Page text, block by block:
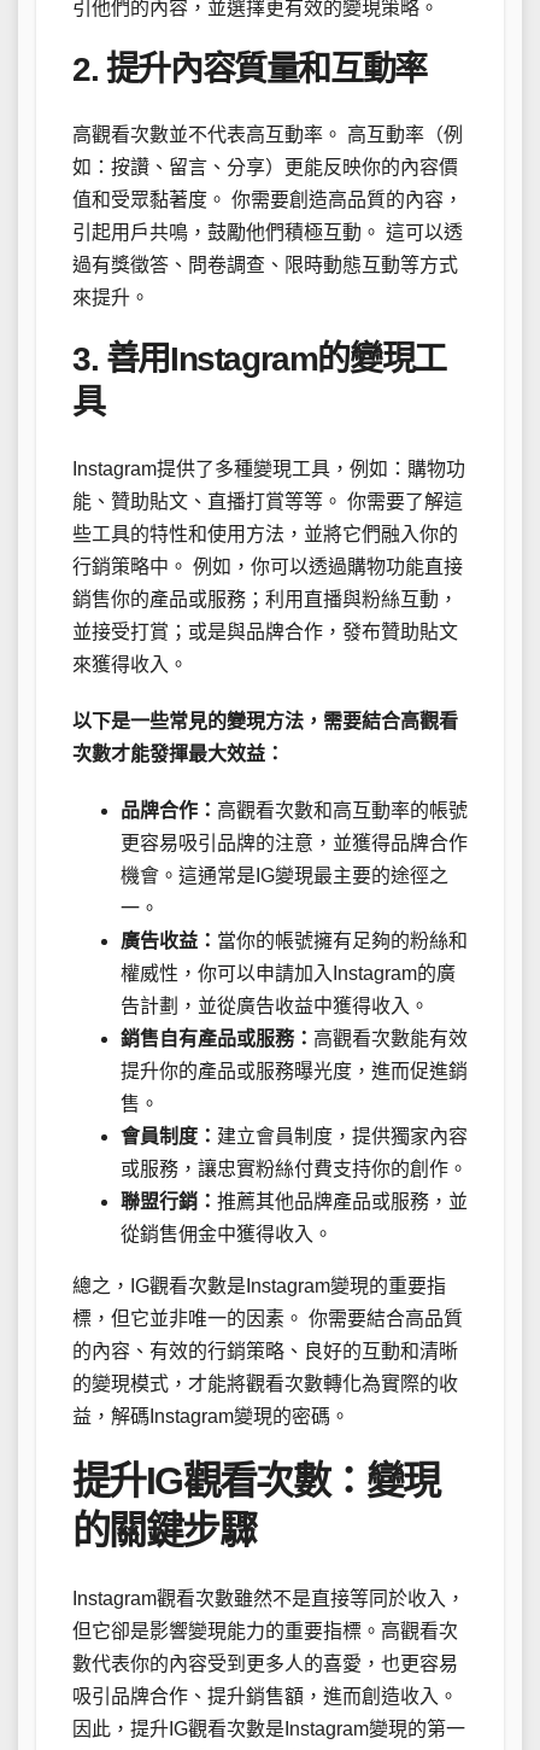
引他們的內容，並選擇更有效的變現策略。
2. 提升內容質量和互動率
高觀看次數並不代表高互動率。 高互動率（例
如：按讚、留言、分享）更能反映你的內容價
值和受眾黏著度。 你需要創造高品質的內容，
引起用戶共鳴，鼓勵他們積極互動。 這可以透
過有獎徵答、問卷調查、限時動態互動等方式
來提升。
3. 善用Instagram的變現工
具
Instagram提供了多種變現工具，例如：購物功
能、贊助貼文、直播打賞等等。 你需要了解這
些工具的特性和使用方法，並將它們融入你的
行銷策略中。 例如，你可以透過購物功能直接
銷售你的產品或服務；利用直播與粉絲互動，
並接受打賞；或是與品牌合作，發布贊助貼文
來獲得收入。
以下是一些常見的變現方法，需要結合高觀看
次數才能發揮最大效益：
品牌合作： 高觀看次數和高互動率的帳號
更容易吸引品牌的注意，並獲得品牌合作
機會。這通常是IG變現最主要的途徑之
一。
廣告收益： 當你的帳號擁有足夠的粉絲和
權威性，你可以申請加入Instagram的廣
告計劃，並從廣告收益中獲得收入。
銷售自有產品或服務： 高觀看次數能有效
提升你的產品或服務曝光度，進而促進銷
售。
會員制度： 建立會員制度，提供獨家內容
或服務，讓忠實粉絲付費支持你的創作。
聯盟行銷： 推薦其他品牌產品或服務，並
從銷售佣金中獲得收入。
總之，IG觀看次數是Instagram變現的重要指
標，但它並非唯一的因素。 你需要結合高品質
的內容、有效的行銷策略、良好的互動和清晰
的變現模式，才能將觀看次數轉化為實際的收
益，解碼Instagram變現的密碼。
提升IG觀看次數：變現
的關鍵步驟
Instagram觀看次數雖然不是直接等同於收入，
但它卻是影響變現能力的重要指標。高觀看次
數代表你的內容受到更多人的喜愛，也更容易
吸引品牌合作、提升銷售額，進而創造收入。
因此，提升IG觀看次數是Instagram變現的第一